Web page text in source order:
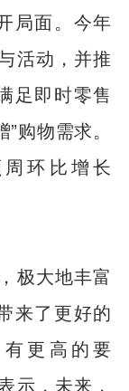
局面。今年
活动，并推
足即时零售
购物需求。
环比增长
极大地丰富
来了更好的
更高的要
示，未来，